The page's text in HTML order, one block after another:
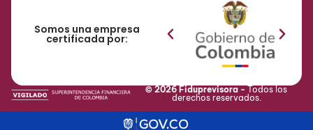
Somos una empresa
certificada por:
© 2026 Fiduprevisora -Todos los
derechos reservados.